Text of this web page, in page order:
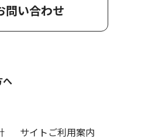
問い合わせ
へ
サイトご利用案内